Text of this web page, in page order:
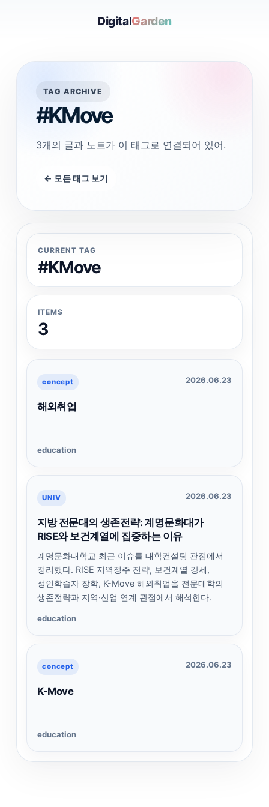
DigitalGarden
TAG ARCHIVE
#KMove
3개의 글과 노트가 이 태그로 연결되어 있어.
← 모든 태그 보기
CURRENT TAG
#KMove
ITEMS
3
concept 2026.06.23
해외취업
education
UNIV 2026.06.23
지방 전문대의 생존전략: 계명문화대가
RISE와 보건계열에 집중하는 이유
계명문화대학교 최근 이슈를 대학컨설팅 관점에서
정리했다. RISE 지역정주 전략, 보건계열 강세,
성인학습자 장학, K-Move 해외취업을 전문대학의
생존전략과 지역·산업 연계 관점에서 해석한다.
education
concept 2026.06.23
K-Move
education